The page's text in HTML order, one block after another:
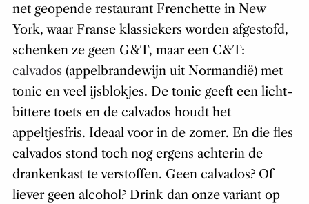
net geopende restaurant Frenchette in New
York, waar Franse klassiekers worden afgestofd,
schenken ze geen G&T, maar een C&T:
calvados (appelbrandewijn uit Normandië) met
tonic en veel ijsblokjes. De tonic geeft een licht-
bittere toets en de calvados houdt het
appeltjesfris. Ideaal voor in de zomer. En die fles
calvados stond toch nog ergens achterin de
drankenkast te verstoffen. Geen calvados? Of
liever geen alcohol? Drink dan onze variant op